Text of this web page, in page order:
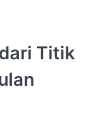
Titik